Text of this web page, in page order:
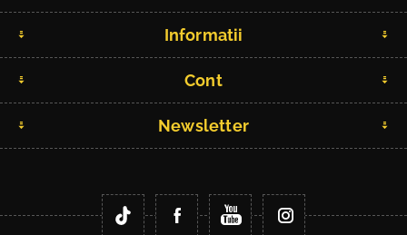
Informatii
Cont
Newsletter